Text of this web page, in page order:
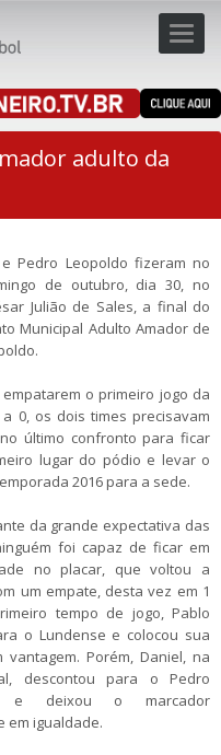
adulto da
Pedro Leopoldo fizeram no
de outubro, dia 30, no
Julião de Sales, a final do
Municipal Adulto Amador de
o primeiro jogo da
0, os dois times precisavam
último confronto para ficar
lugar do pódio e levar o
2016 para a sede.
da grande expectativa das
foi capaz de ficar em
no placar, que voltou a
um empate, desta vez em 1
tempo de jogo, Pablo
o Lundense e colocou sua
vantagem. Porém, Daniel, na
descontou para o Pedro
e deixou o marcador
em igualdade.